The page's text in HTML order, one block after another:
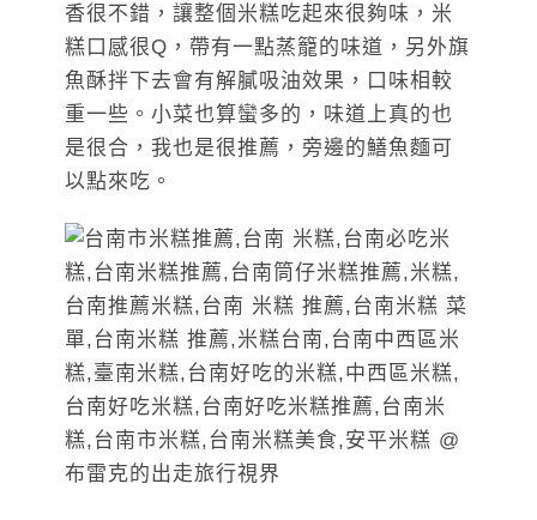
香很不錯，讓整個米糕吃起來很夠味，米
糕口感很Q，帶有一點蒸籠的味道，另外旗
魚酥拌下去會有解膩吸油效果，口味相較
重一些。小菜也算蠻多的，味道上真的也
是很合，我也是很推薦，旁邊的鱔魚麵可
以點來吃。